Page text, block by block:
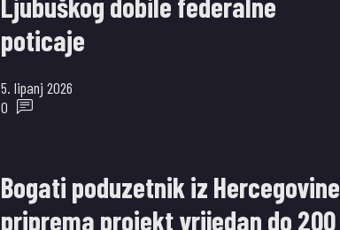
poticaje
5. lipanj 2026
0
Bogati poduzetnik iz Hercegovine
priprema projekt vrijedan do 200